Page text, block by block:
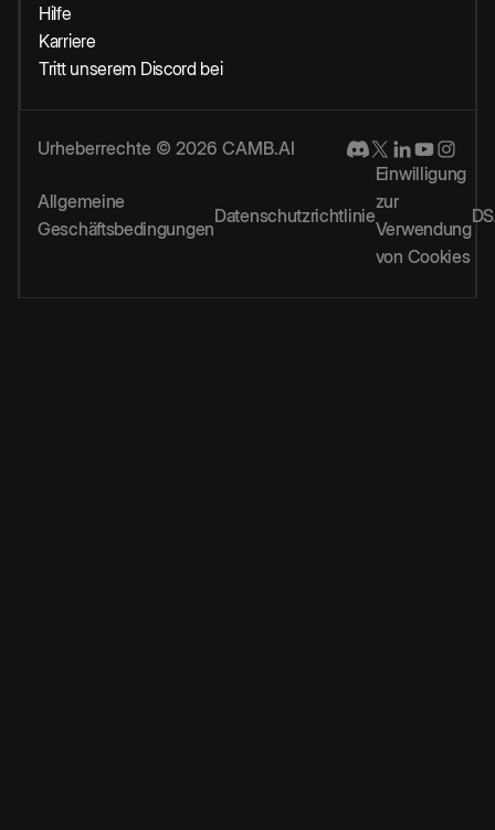
Hilfe
Karriere
Tritt unserem Discord bei
Urheberrechte © 2026 CAMB.AI
Allgemeine
Geschäftsbedingungen
Datenschutzrichtlinie
Einwilligung
zur
Verwendung
von Cookies